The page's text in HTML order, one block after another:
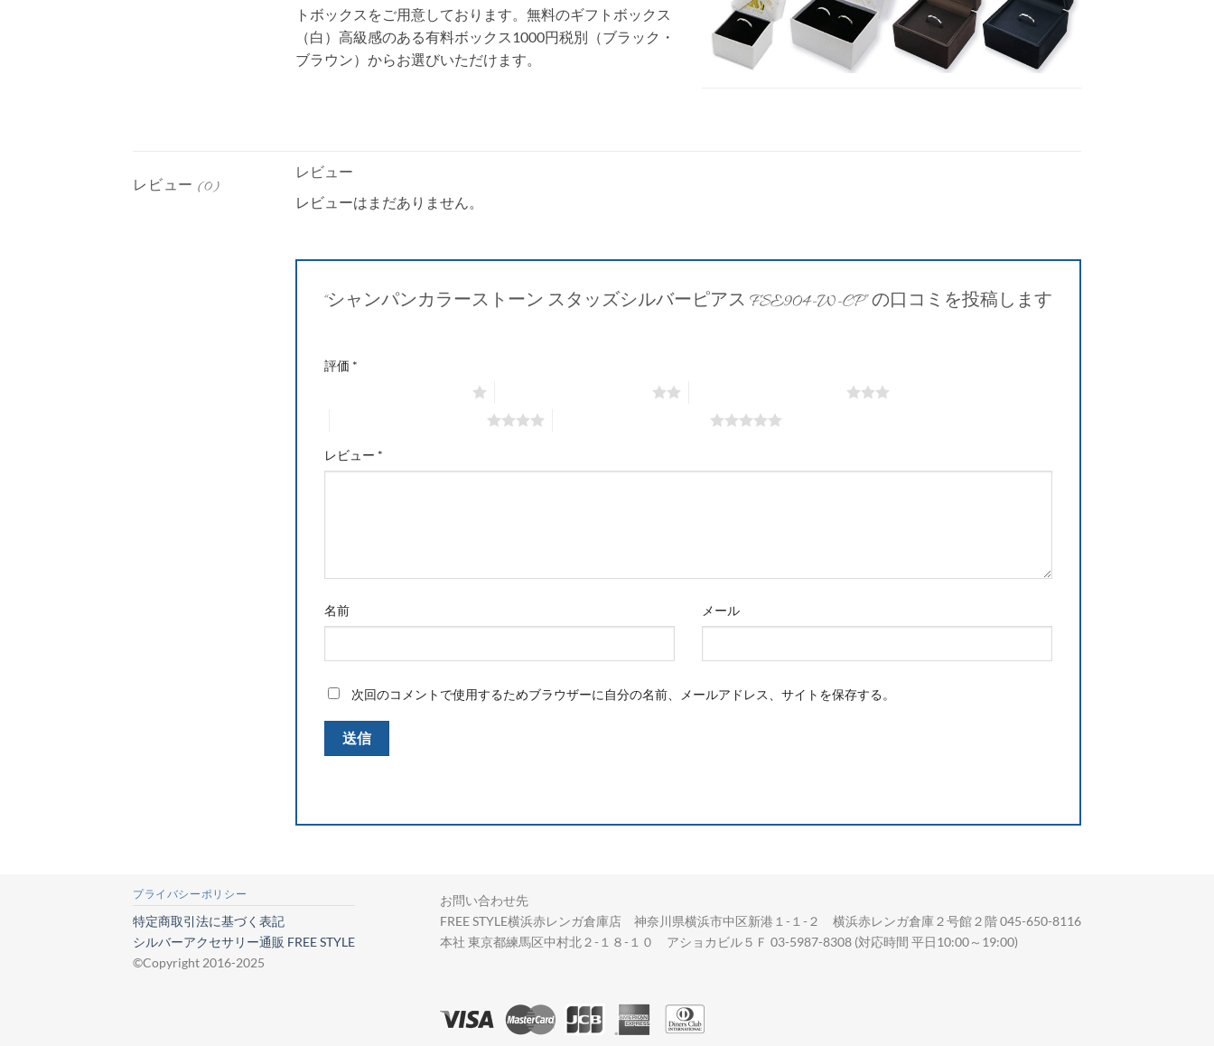
トボックスをご用意しております。無料のギフトボックス
（白）高級感のある有料ボックス1000円税別（ブラック・
ブラウン）からお選びいただけます。
レビュー (0)
レビュー
レビューはまだありません。
“シャンパンカラーストーン スタッズシルバーピアス FSE904-W-CP” の口コミを投稿します
評価 *
レビュー *
名前 メール
次回のコメントで使用するためブラウザーに自分の名前、メールアドレス、サイトを保存する。
お問い合わせ先
FREE STYLE横浜赤レンガ倉庫店 神奈川県横浜市中区新港１-１-２ 横浜赤レンガ倉庫２号館２階 045-650-8116
本社 東京都練馬区中村北２-１８-１０ アショカビル５Ｆ 03-5987-8308 (対応時間 平日10:00～19:00)
プライバシーポリシー
特定商取引法に基づく表記
シルバーアクセサリー通販 FREE STYLE
©Copyright 2016-2025